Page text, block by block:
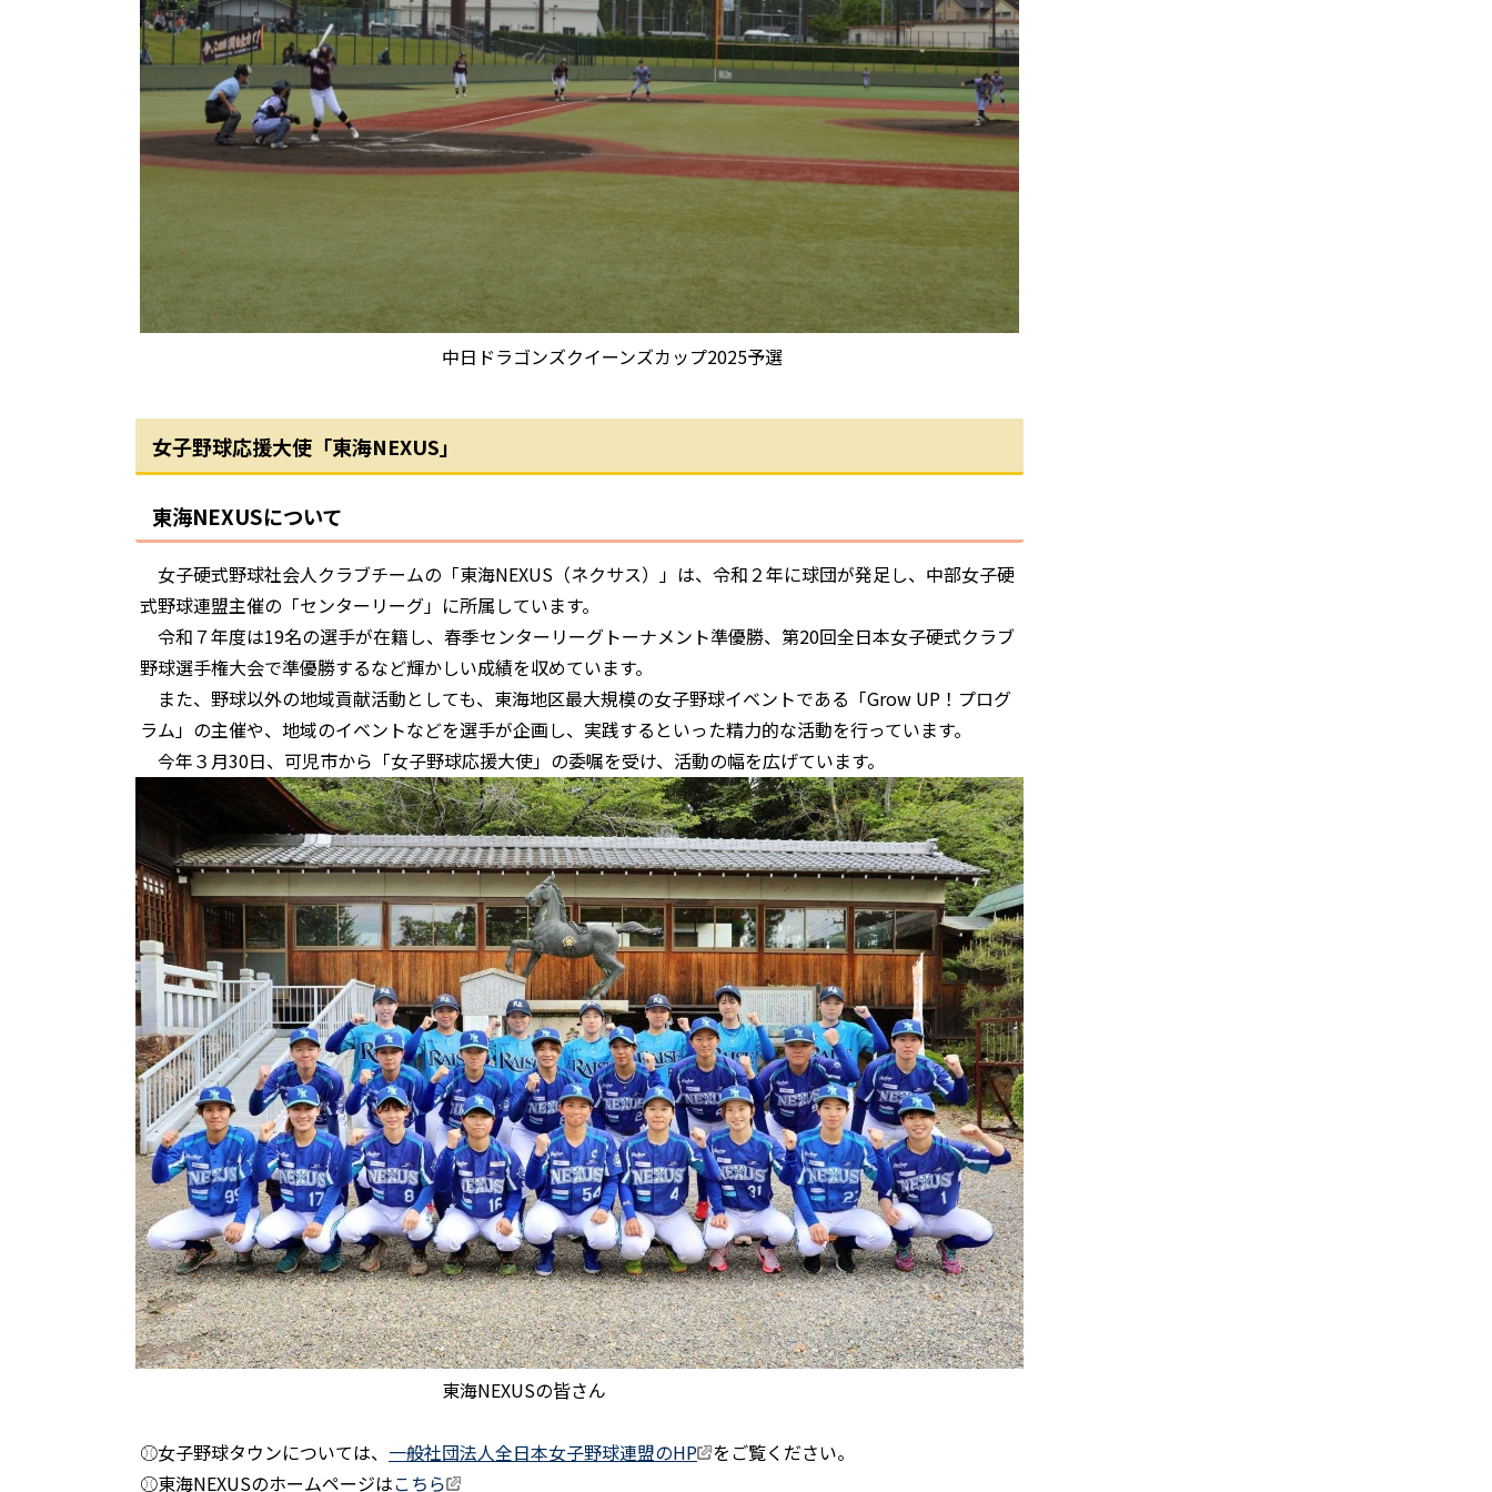
中日ドラゴンズクイーンズカップ2025予選
女子野球応援大使「東海NEXUS」
東海NEXUSについて
女子硬式野球社会人クラブチームの「東海NEXUS（ネクサス）」は、令和２年に球団が発足し、中部女子硬
式野球連盟主催の「センターリーグ」に所属しています。
令和７年度は19名の選手が在籍し、春季センターリーグトーナメント準優勝、第20回全日本女子硬式クラブ
野球選手権大会で準優勝するなど輝かしい成績を収めています。
また、野球以外の地域貢献活動としても、東海地区最大規模の女子野球イベントである「Grow UP！プログ
ラム」の主催や、地域のイベントなどを選手が企画し、実践するといった精力的な活動を行っています。
今年３月30日、可児市から「女子野球応援大使」の委嘱を受け、活動の幅を広げています。
東海NEXUSの皆さん
⚾女子野球タウンについては、 一般社団法人全日本女子野球連盟のHP
をご覧ください。
⚾東海NEXUSのホームページはこちら